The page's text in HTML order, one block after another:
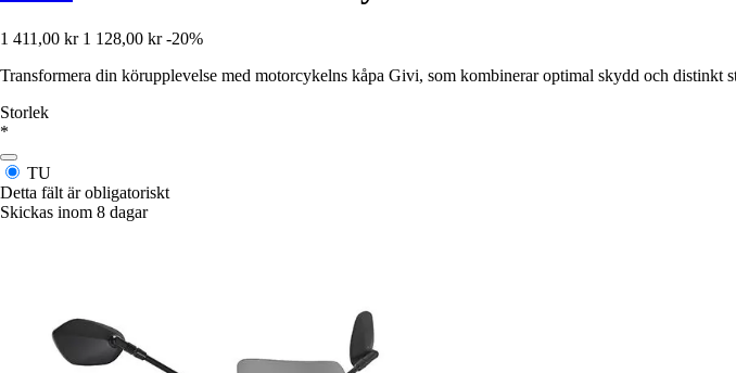
1 411,00 kr 1 128,00 kr -20%
Transformera din körupplevelse med motorcykelns kåpa Givi, som kombinerar optimal skydd och distinkt
Storlek
*
TU
Detta fält är obligatoriskt
Skickas inom 8 dagar